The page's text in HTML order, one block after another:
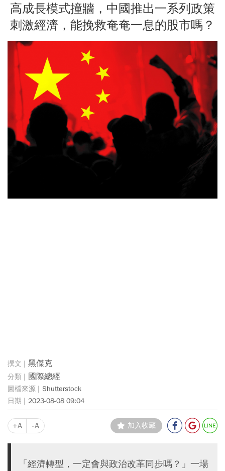
高成長模式撞牆，中國推出一系列政策
刺激經濟，能挽救奄奄一息的股市嗎？
黑傑克
國際總經
Shutterstock
2023-08-08 09:04
+A -A 加入收藏
「經濟轉型，一定會與政治改革同步嗎？」一場